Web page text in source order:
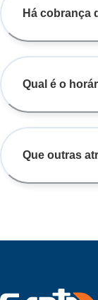
Há cobrança
Qual é o
Que outras